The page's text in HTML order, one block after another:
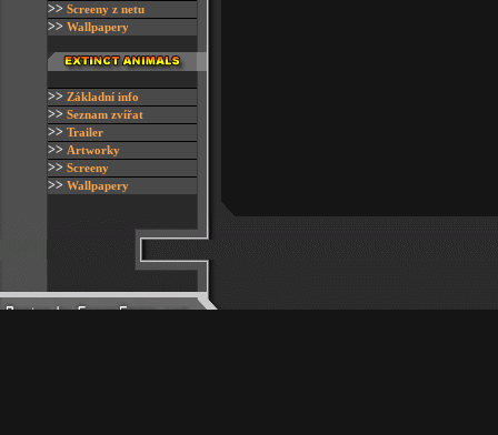
>> Screeny z netu
>> Wallpapery
>> Základní info
>> Seznam zvířat
>> Trailer
>> Artworky
>> Screeny
>> Wallpapery